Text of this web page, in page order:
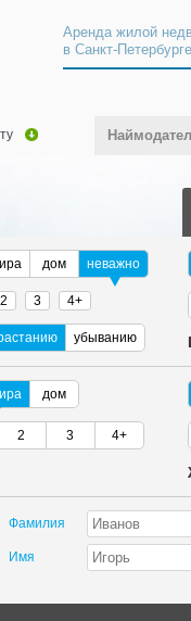
Аренда жилой
в Санкт-
дом неважно
2 3 4+
убыванию
дом
2 3 4+
Фамилия
Имя